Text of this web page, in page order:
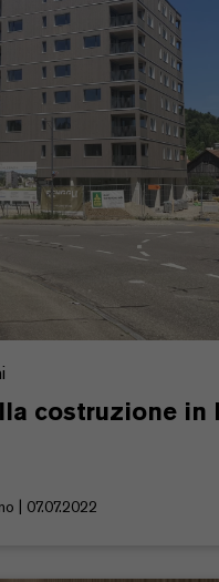
costruzione in
| 07.07.2022